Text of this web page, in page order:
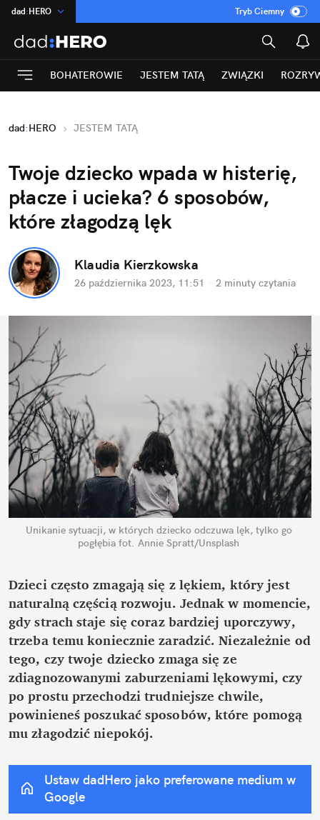
dad:HERO
:Temat
INN:Poland
ASZ:dziennik
Rozrywka
Tryb Ciemny
BOHATEROWIE JESTEM TATĄ ZWIĄZKI
dad:HERO JESTEM TATĄ
Twoje dziecko wpada w histerię,
płacze i ucieka? 6 sposobów,
które złagodzą lęk
Klaudia Kierzkowska
26 października 2023, 11:51 · 2 minuty czytania
Unikanie sytuacji, w których dziecko odczuwa lęk, tylko go
pogłębia fot. Annie Spratt/Unsplash
Dzieci często zmagają się z lękiem, który jest
naturalną częścią rozwoju. Jednak w momencie,
gdy strach staje się coraz bardziej uporczywy,
trzeba temu koniecznie zaradzić. Niezależnie od
tego, czy twoje dziecko zmaga się ze
zdiagnozowanymi zaburzeniami lękowymi, czy
po prostu przechodzi trudniejsze chwile,
powinieneś poszukać sposobów, które pomogą
mu złagodzić niepokój.
Ustaw dadHero jako preferowane medium w
Google